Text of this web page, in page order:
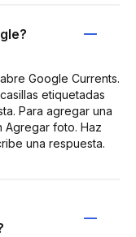
Google Currents.
etiquetadas
Para agregar una
foto. Haz
una respuesta.